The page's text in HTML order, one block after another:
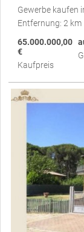
Gewerbe kaufen
Entfernung: 2 km
65.000.000,00
€
Kaufpreis